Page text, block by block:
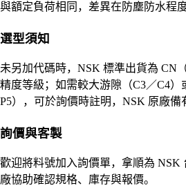
與額定負荷相同，差異在防塵防水程
選型須知
未另加代碼時，NSK 標準出貨為 CN
精度等級；如需較大游隙（C3／C4）
P5），可於詢價時註明，NSK 原廠備
詢價與客製
歡迎將料號加入詢價單，拿順為 NSK
廠協助確認規格、庫存與報價。